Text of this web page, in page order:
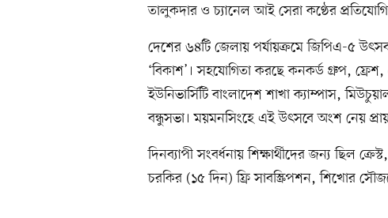
তালুকদার ও চ্যানেল আই সেরা কণ্ঠের
দেশের ৬৪টি জেলায় পর্যায়ক্রমে জিপিএ-৫
‘বিকাশ’। সহযোগিতা করছে কনকর্ড গ্রুপ,
ইউনিভার্সিটি বাংলাদেশ শাখা ক্যাম্পাস,
বন্ধুসভা। ময়মনসিংহে এই উৎসবে অংশ নেয় প্রায়
দিনব্যাপী সংবর্ধনায় শিক্ষার্থীদের জন্য ছিল
চরকির (১৫ দিন) ফ্রি সাবস্ক্রিপশন, শিখোর